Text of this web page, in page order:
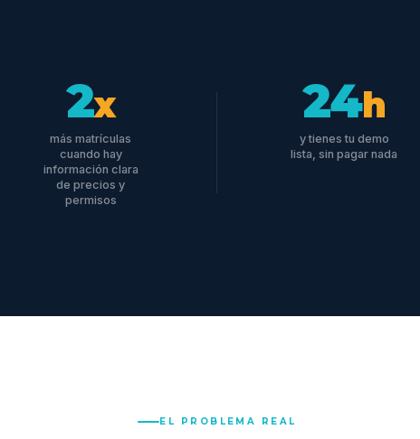
2x
más matrículas
cuando hay
información clara
de precios y
permisos
24h
y tienes tu demo
lista, sin pagar nada
EL PROBLEMA REAL